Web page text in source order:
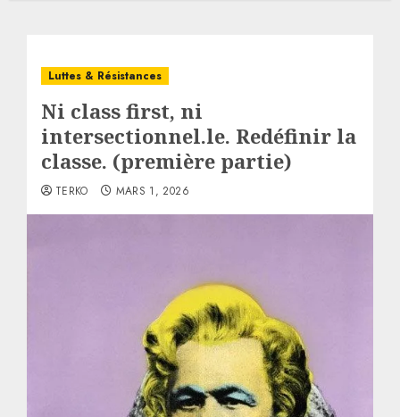
Luttes & Résistances
Ni class first, ni
intersectionnel.le. Redéfinir la
classe. (première partie)
TERKO MARS 1, 2026